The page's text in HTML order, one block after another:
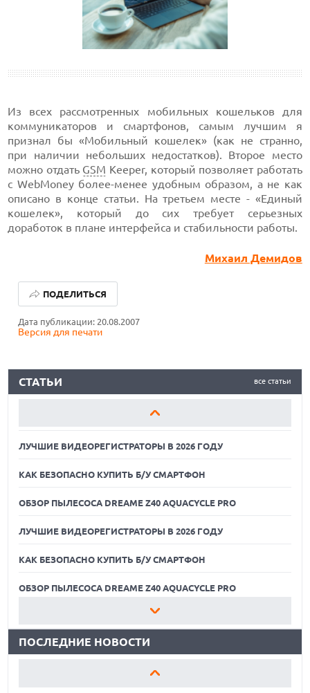
Из всех рассмотренных мобильных кошельков для
коммуникаторов и смартфонов, самым лучшим я
признал бы «Мобильный кошелек» (как не странно,
при наличии небольших недостатков). Второе место
можно отдать GSM Keeper, который позволяет работать
с WebMoney более-менее удобным образом, а не как
описано в конце статьи. На третьем месте - «Единый
кошелек», который до сих требует серьезных
доработок в плане интерфейса и стабильности работы.
Михаил Демидов
Дата публикации: 20.08.2007
Версия для печати
ПОДЕЛИТЬСЯ
все статьи
СТАТЬИ
КАК БЕЗОПАСНО КУПИТЬ Б/У СМАРТФОН
ОБЗОР ПЫЛЕСОСА DREAME Z40 AQUACYCLE PRO
ОБЗОР ПЫЛЕСОСА DREAME Z40 AQUACYCLE PRO
ЛУЧШИЕ ВИДЕОРЕГИСТРАТОРЫ В 2026 ГОДУ
КАК БЕЗОПАСНО КУПИТЬ Б/У СМАРТФОН
ОБЗОР ПЫЛЕСОСА DREAME Z40 AQUACYCLE PRO
ЛУЧШИЕ ВИДЕОРЕГИСТРАТОРЫ В 2026 ГОДУ
КАК БЕЗОПАСНО КУПИТЬ Б/У СМАРТФОН
ОБЗОР ПЫЛЕСОСА DREAME Z40 AQUACYCLE PRO
ЛУЧШИЕ ВИДЕОРЕГИСТРАТОРЫ В 2026 ГОДУ
КАК БЕЗОПАСНО КУПИТЬ Б/У СМАРТФОН
ОБЗОР ПЫЛЕСОСА DREAME Z40 AQUACYCLE PRO
ПОСЛЕДНИЕ НОВОСТИ
06.08.2026
ОПЕРАТОРОМ ИНДУСТРИИ РОБОТАКСИ
ТОЛЩИНОЙ 4,7 ММ И 12" OLED МАТРИЦЕЙ